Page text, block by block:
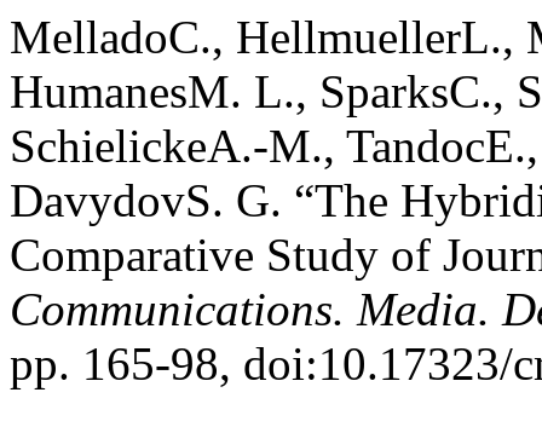
MelladoC., HellmuellerL.,
HumanesM. L., SparksC.,
SchielickeA.-M.,
DavydovS. G. “The
Comparative Study of
Communications. Media.
pp. 165-98, doi:10.17323/